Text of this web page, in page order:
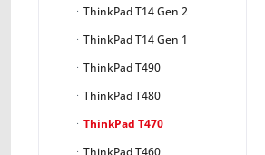
ThinkPad T14 Gen 2
ThinkPad T14 Gen 1
ThinkPad T490
ThinkPad T480
ThinkPad T470